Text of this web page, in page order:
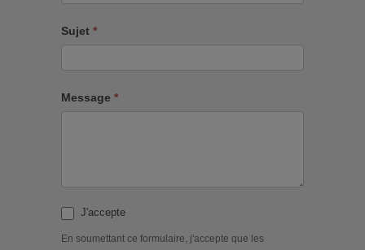
Sujet *
Message *
J'accepte
En soumettant ce formulaire, j'accepte que les